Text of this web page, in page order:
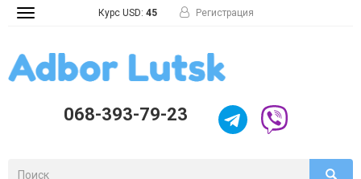
Toggle
Курс USD: 45 Регистрация
068-393-79-23